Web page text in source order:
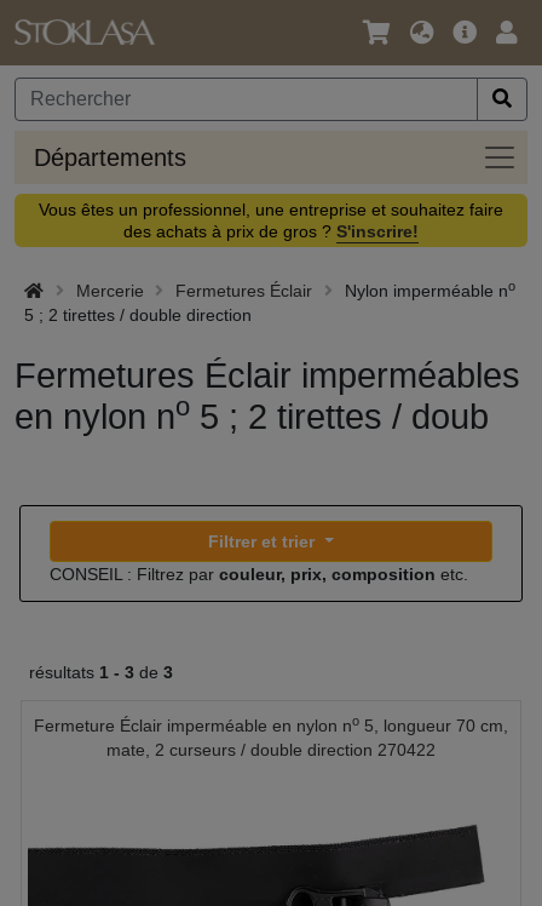
Langue
Devise
Offre
Départements
Vous êtes un professionnel, une entreprise et souhaitez faire
des achats à prix de gros ? S'inscrire!
Mercerie Fermetures Éclair Nylon imperméable no
5 ; 2 tirettes / double direction
Fermetures Éclair imperméables
en nylon no 5 ; 2 tirettes / doub
Filtrer et trier
CONSEIL : Filtrez par couleur, prix, composition etc.
résultats 1 - 3 de 3
Fermeture Éclair imperméable en nylon no 5, longueur 70 cm,
mate, 2 curseurs / double direction 270422